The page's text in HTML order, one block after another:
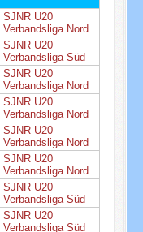
SJNR U20
Verbandsliga Nord
SJNR U20
Verbandsliga Süd
SJNR U20
Verbandsliga Nord
SJNR U20
Verbandsliga Nord
SJNR U20
Verbandsliga Nord
SJNR U20
Verbandsliga Nord
SJNR U20
Verbandsliga Süd
SJNR U20
Verbandsliga Süd